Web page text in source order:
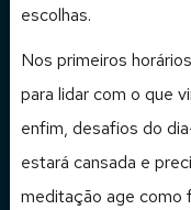
escolhas.
Nos primeiros
para lidar com o que
enfim, desafios do
estará cansada e
meditação age como